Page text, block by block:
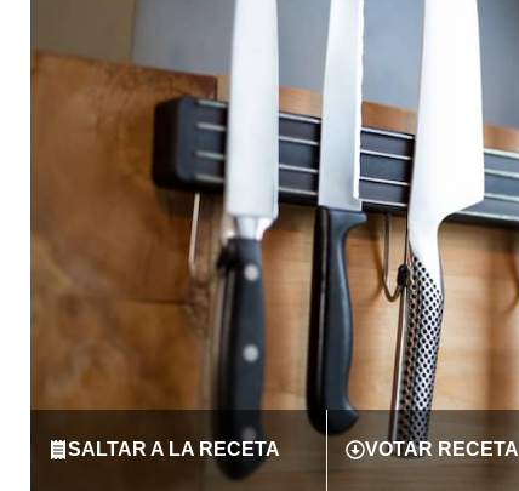
SALTAR A LA RECETA VOTAR RECETA